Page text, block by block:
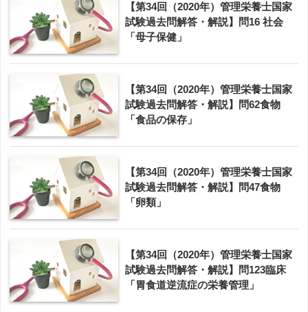
【第34回（2020年）管理栄養士国家
試験過去問解答・解説】問16 社会
「母子保健」
【第34回（2020年）管理栄養士国家
試験過去問解答・解説】問62食物
「食品の保存」
【第34回（2020年）管理栄養士国家
試験過去問解答・解説】問47食物
「卵類」
【第34回（2020年）管理栄養士国家
試験過去問解答・解説】問123臨床
「胃食道逆流症の栄養管理」